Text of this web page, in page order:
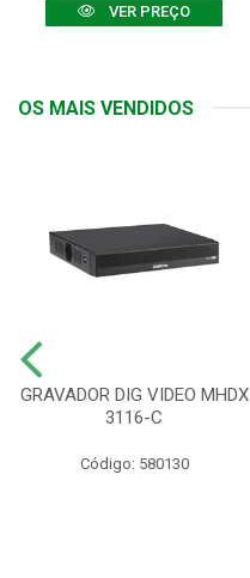
VER PREÇO
OS MAIS VENDIDOS
GRAVADOR DIG VIDEO MHDX
3116-C
Código: 580130